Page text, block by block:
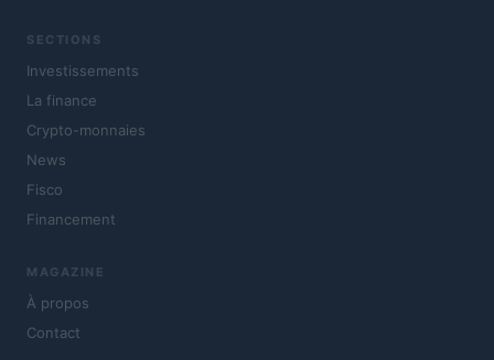
SECTIONS
Investissements
La finance
Crypto-monnaies
News
Fisco
Financement
MAGAZINE
À propos
Contact